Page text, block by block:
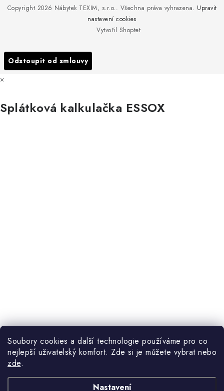
Soubory cookies a další technologie používáme pro co
nejlepší uživatelský komfort. Zde si je můžete vybrat nebo
zde.
Nastavení
Doprava nábytku k Vám
Reklamace
Nákup na splátky ESSOX
to!
Nakupujte zahradní nábytek i v zimě
Podzimní očista a úklid zahradního nábytku
Vytvořil Shoptet
Copyright 2026 Nábytek TEXIM, s.r.o.. Všechna práva vyhrazena. Upravit
nastavení cookies
Odstoupit od smlouvy
×
Splátková kalkulačka ESSOX